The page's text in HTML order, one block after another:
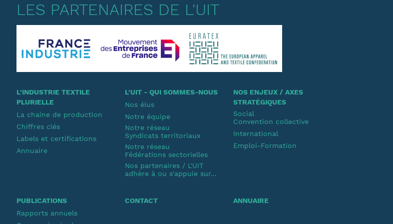
LES PARTENAIRES DE L'UIT
L'INDUSTRIE TEXTILE
PLURIELLE
La chaine de production
Chiffres clés
Labels et certifications
Annuaire
L'UIT - QUI SOMMES-NOUS
Nos élus
Notre équipe
Notre réseau
Syndicats territoriaux
Notre réseau
Fédérations sectorielles
Nos partenaires / L'UIT
adhère à ou s'appuie sur...
NOS ENJEUX / AXES
STRATÉGIQUES
Social
Convention collective
International
Emploi-Formation
PUBLICATIONS
Rapports annuels
CONTACT ANNUAIRE